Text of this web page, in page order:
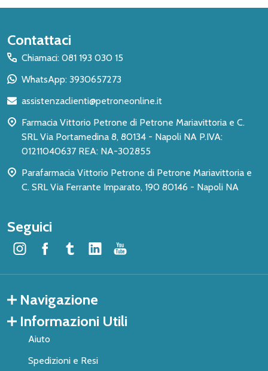
Inizio
del
piè
pagina
Contattaci
Chiamaci: 081 193 030 15
WhatsApp: 3930657273
assistenzaclienti@petroneonline.it
Farmacia Vittorio Petrone di Petrone Mariavittoria e C.
SRL Via Portamedina 8, 80134 - Napoli NA P.IVA:
01211040637 REA: NA-302855
Parafarmacia Vittorio Petrone di Petrone Mariavittoria e
C. SRL Via Ferrante Imparato, 190 80146 - Napoli NA
Seguici
Navigazione
Informazioni Utili
Aiuto
Spedizioni e Resi